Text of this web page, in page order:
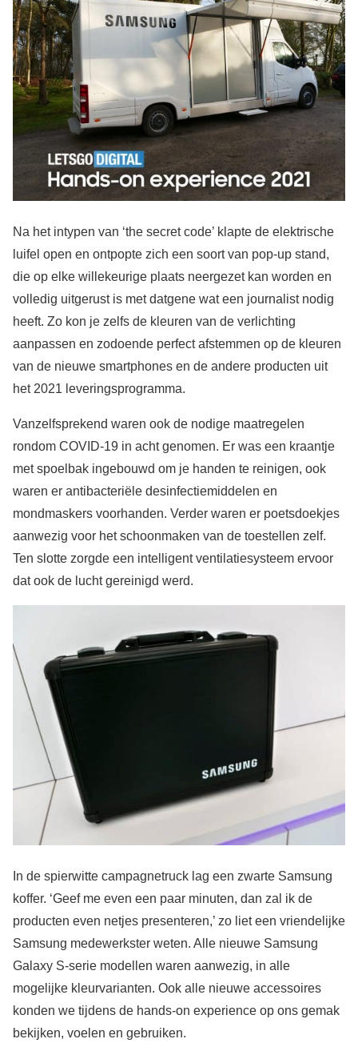
Na het intypen van ‘the secret code’ klapte de elektrische
luifel open en ontpopte zich een soort van pop-up stand,
die op elke willekeurige plaats neergezet kan worden en
volledig uitgerust is met datgene wat een journalist nodig
heeft. Zo kon je zelfs de kleuren van de verlichting
aanpassen en zodoende perfect afstemmen op de kleuren
van de nieuwe smartphones en de andere producten uit
het 2021 leveringsprogramma.
Vanzelfsprekend waren ook de nodige maatregelen
rondom COVID-19 in acht genomen. Er was een kraantje
met spoelbak ingebouwd om je handen te reinigen, ook
waren er antibacteriële desinfectiemiddelen en
mondmaskers voorhanden. Verder waren er poetsdoekjes
aanwezig voor het schoonmaken van de toestellen zelf.
Ten slotte zorgde een intelligent ventilatiesysteem ervoor
dat ook de lucht gereinigd werd.
In de spierwitte campagnetruck lag een zwarte Samsung
koffer. ‘Geef me even een paar minuten, dan zal ik de
producten even netjes presenteren,’ zo liet een vriendelijke
Samsung medewerkster weten. Alle nieuwe Samsung
Galaxy S-serie modellen waren aanwezig, in alle
mogelijke kleurvarianten. Ook alle nieuwe accessoires
konden we tijdens de hands-on experience op ons gemak
bekijken, voelen en gebruiken.